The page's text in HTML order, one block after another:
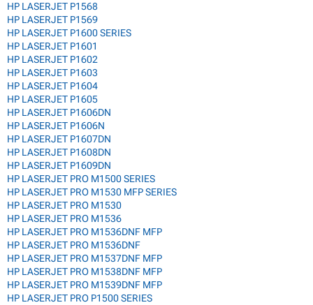
HP LASERJET P1568
HP LASERJET P1569
HP LASERJET P1600 SERIES
HP LASERJET P1601
HP LASERJET P1602
HP LASERJET P1603
HP LASERJET P1604
HP LASERJET P1605
HP LASERJET P1606DN
HP LASERJET P1606N
HP LASERJET P1607DN
HP LASERJET P1608DN
HP LASERJET P1609DN
HP LASERJET PRO M1500 SERIES
HP LASERJET PRO M1530 MFP SERIES
HP LASERJET PRO M1530
HP LASERJET PRO M1536
HP LASERJET PRO M1536DNF MFP
HP LASERJET PRO M1536DNF
HP LASERJET PRO M1537DNF MFP
HP LASERJET PRO M1538DNF MFP
HP LASERJET PRO M1539DNF MFP
HP LASERJET PRO P1500 SERIES